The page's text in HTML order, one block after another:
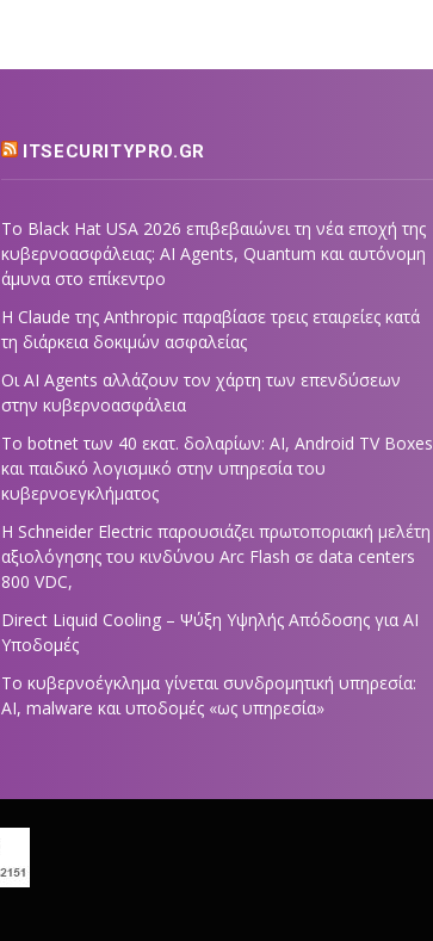
ITSECURITYPRO.GR
Το Black Hat USA 2026 επιβεβαιώνει τη νέα εποχή της
κυβερνοασφάλειας: AI Agents, Quantum και αυτόνομη
άμυνα στο επίκεντρο
Η Claude της Anthropic παραβίασε τρεις εταιρείες κατά
τη διάρκεια δοκιμών ασφαλείας
Οι AI Agents αλλάζουν τον χάρτη των επενδύσεων
στην κυβερνοασφάλεια
Το botnet των 40 εκατ. δολαρίων: AI, Android TV Boxes
και παιδικό λογισμικό στην υπηρεσία του
κυβερνοεγκλήματος
Η Schneider Electric παρουσιάζει πρωτοποριακή μελέτη
αξιολόγησης του κινδύνου Arc Flash σε data centers
800 VDC,
Direct Liquid Cooling – Ψύξη Υψηλής Απόδοσης για AI
Υποδομές
Το κυβερνοέγκλημα γίνεται συνδρομητική υπηρεσία:
AI, malware και υποδομές «ως υπηρεσία»